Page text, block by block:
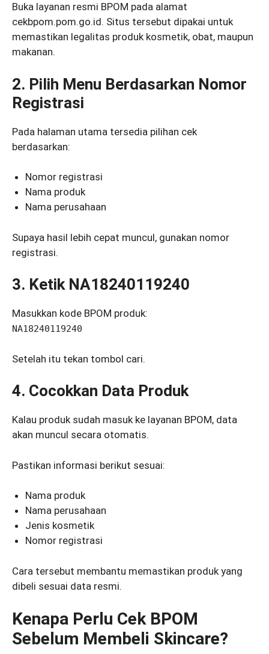
Buka layanan resmi BPOM pada alamat
cekbpom.pom.go.id. Situs tersebut dipakai untuk
memastikan legalitas produk kosmetik, obat, maupun
makanan.
2. Pilih Menu Berdasarkan Nomor
Registrasi
Pada halaman utama tersedia pilihan cek
berdasarkan:
Nomor registrasi
Nama produk
Nama perusahaan
Supaya hasil lebih cepat muncul, gunakan nomor
registrasi.
3. Ketik NA18240119240
Masukkan kode BPOM produk:
NA18240119240
Setelah itu tekan tombol cari.
4. Cocokkan Data Produk
Kalau produk sudah masuk ke layanan BPOM, data
akan muncul secara otomatis.
Pastikan informasi berikut sesuai:
Nama produk
Nama perusahaan
Jenis kosmetik
Nomor registrasi
Cara tersebut membantu memastikan produk yang
dibeli sesuai data resmi.
Kenapa Perlu Cek BPOM
Sebelum Membeli Skincare?